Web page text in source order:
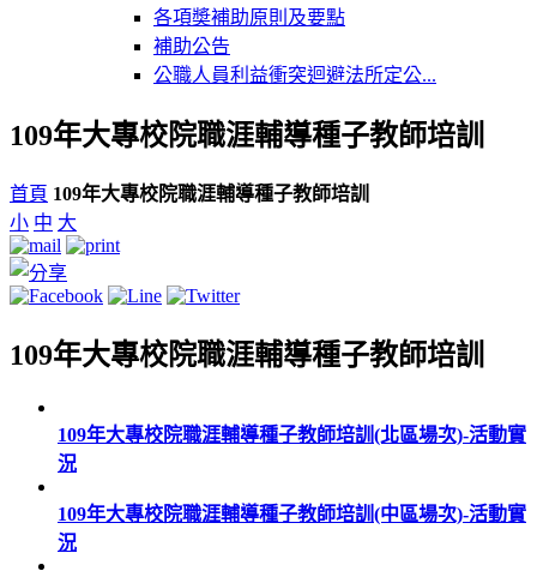
各項奬補助原則及要點
補助公告
公職人員利益衝突迴避法所定公...
109年大專校院職涯輔導種子教師培訓
首頁 109年大專校院職涯輔導種子教師培訓
小 中 大
109年大專校院職涯輔導種子教師培訓
109年大專校院職涯輔導種子教師培訓(北區場次)-活動實
況
109年大專校院職涯輔導種子教師培訓(中區場次)-活動實
況